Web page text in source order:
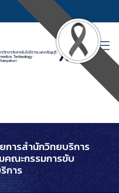
การสำนักวิทยบริการ
คณะกรรมการขับ
การ